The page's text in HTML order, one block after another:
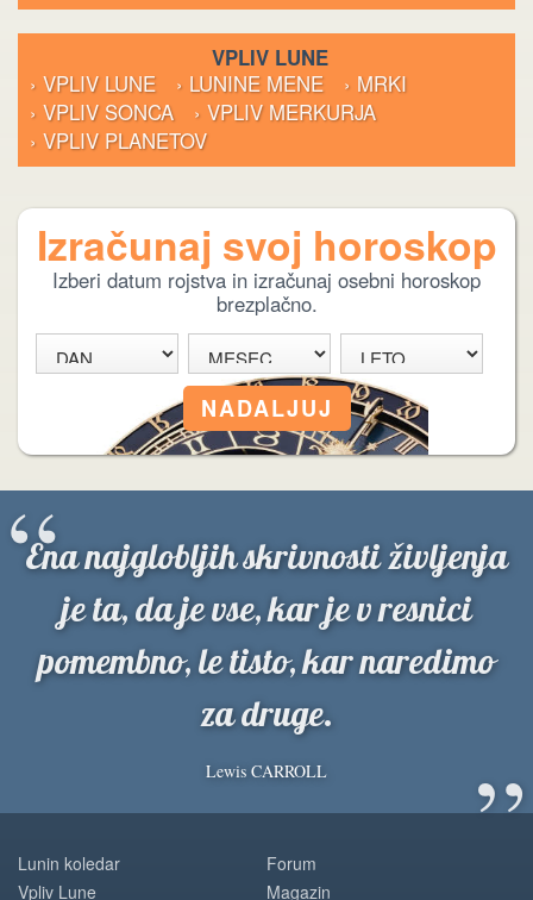
VPLIV LUNE
› VPLIV LUNE
› LUNINE MENE
› MRKI
› VPLIV SONCA
› VPLIV MERKURJA
› VPLIV PLANETOV
Izračunaj svoj horoskop
Izberi datum rojstva in izračunaj osebni horoskop
brezplačno.
Ena najglobljih skrivnosti življenja
je ta, da je vse, kar je v resnici
pomembno, le tisto, kar naredimo
za druge.
Lewis CARROLL ”
“
Lunin koledar
Vpliv Lune
Forum
Magazin